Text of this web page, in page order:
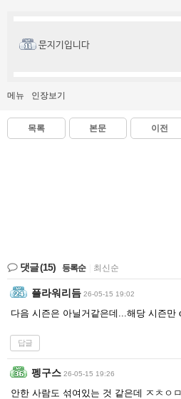
문지기입니다
메뉴 인장보기
목록 본문 이전
댓글(15) 등록순 최신순
플라워리듬 26-05-15 19:02
다음 시즌은 아닐거같은데...해당 시즌만
답글
펭구스 26-05-15 19:26
안한 사람도 섞여있는 것 같은데 ㅈㅊㅇ